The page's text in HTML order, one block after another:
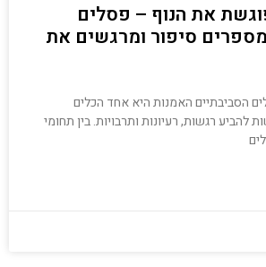
את הנוף – פסלים
סיפור ומרגשים את
הסביבתיים האמנות היא אחד הכלים
להביע רגשות, רעיונות ותרבויות. בין תחומי